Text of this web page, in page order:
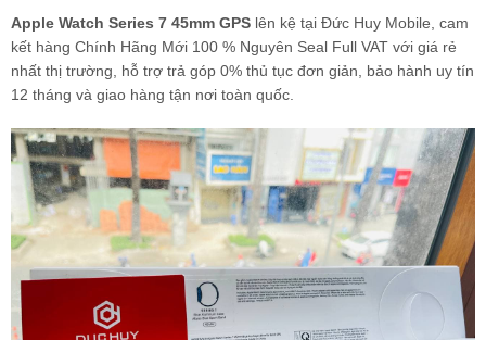
Apple Watch Series 7 45mm GPS lên kệ tại Đức Huy Mobile, cam
kết hàng Chính Hãng Mới 100 % Nguyên Seal Full VAT với giá rẻ
nhất thị trường, hỗ trợ trả góp 0% thủ tục đơn giản, bảo hành uy tín
12 tháng và giao hàng tận nơi toàn quốc.